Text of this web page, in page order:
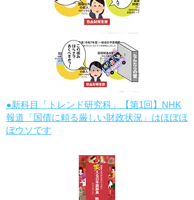
●新科目「トレンド研究科」【第1回】NHK
報道「国債に頼る厳しい財政状況」はほぼほ
ぼウソです